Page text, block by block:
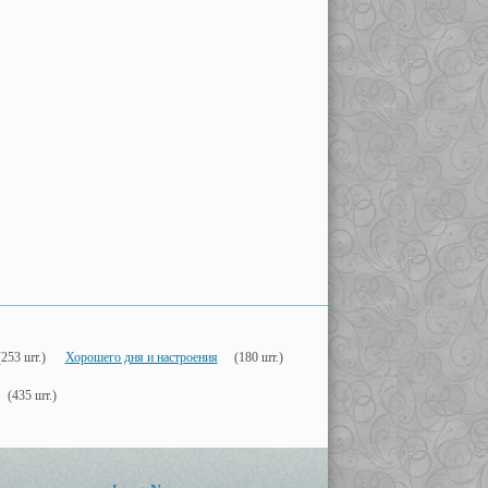
шт.) Хорошего дня и настроения (180 шт.)
(435 шт.)